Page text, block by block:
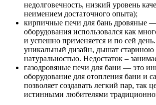
недолговечность, низкий уровень
неимением достаточного опыта);
кирпичные печи для бань дровяные
оборудования использовался как
и успешно применяется и по сей
уникальный дизайн, дышат стариною
натуральностью. Недостаток –
газодровяные печи для бани — это
оборудование для отопления бани и
позволяет создавать легкий пар, так
истинными любителями